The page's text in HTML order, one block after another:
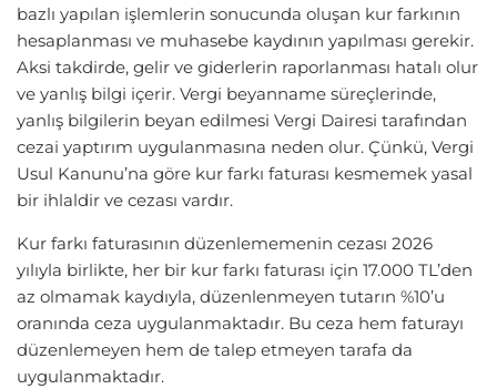
bazlı yapılan işlemlerin sonucunda oluşan kur farkının
hesaplanması ve muhasebe kaydının yapılması gerekir.
Aksi takdirde, gelir ve giderlerin raporlanması hatalı olur
ve yanlış bilgi içerir. Vergi beyanname süreçlerinde,
yanlış bilgilerin beyan edilmesi Vergi Dairesi tarafından
cezai yaptırım uygulanmasına neden olur. Çünkü, Vergi
Usul Kanunu’na göre kur farkı faturası kesmemek yasal
bir ihlaldir ve cezası vardır.
Kur farkı faturasının düzenlememenin cezası 2026
yılıyla birlikte, her bir kur farkı faturası için 17.000 TL’den
az olmamak kaydıyla, düzenlenmeyen tutarın %10’u
oranında ceza uygulanmaktadır. Bu ceza hem faturayı
düzenlemeyen hem de talep etmeyen tarafa da
uygulanmaktadır.